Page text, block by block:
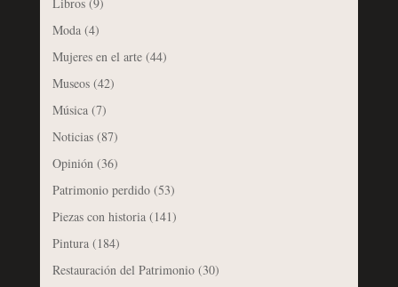
Moda(4)
Mujeres en el arte(44)
Museos(42)
Música(7)
Noticias(87)
Opinión(36)
Patrimonio perdido(53)
Piezas con historia(141)
Pintura(184)
Restauración del Patrimonio(30)